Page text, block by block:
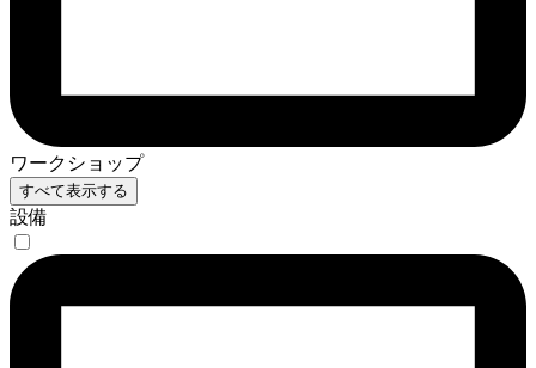
ワークショップ
すべて表示する
設備